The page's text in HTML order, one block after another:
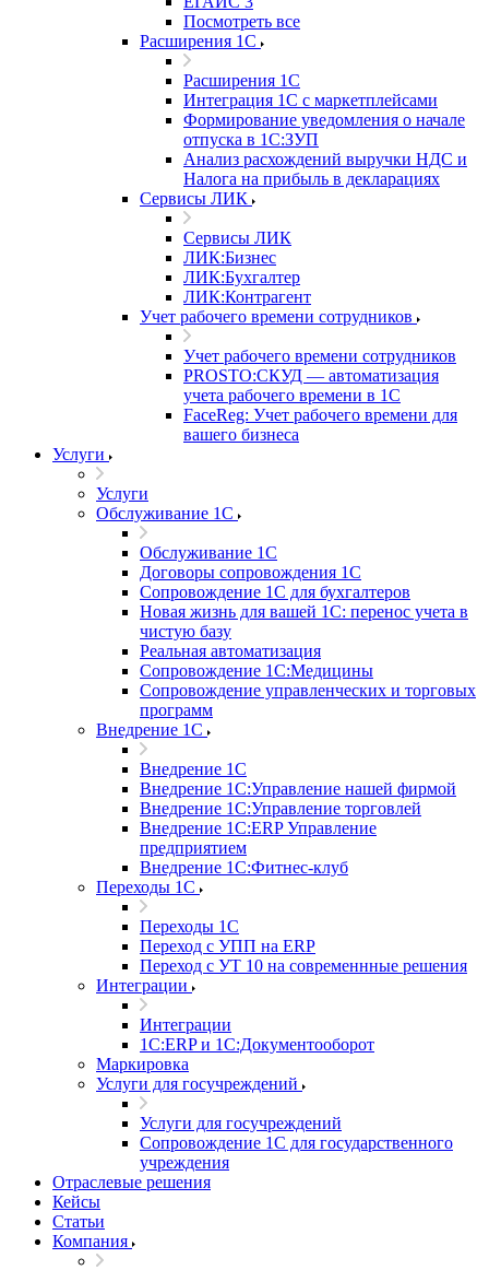
Посмотреть все
Расширения 1С
Расширения 1С
Интеграция 1С с маркетплейсами
Формирование уведомления о начале
отпуска в 1С:ЗУП
Анализ расхождений выручки НДС и
Налога на прибыль в декларациях
Сервисы ЛИК
Сервисы ЛИК
ЛИК:Бизнес
ЛИК:Бухгалтер
ЛИК:Контрагент
Учет рабочего времени сотрудников
Учет рабочего времени сотрудников
PROSTO:СКУД — автоматизация
учета рабочего времени в 1С
FaceReg: Учет рабочего времени для
вашего бизнеса
Услуги
Услуги
Обслуживание 1С
Обслуживание 1С
Договоры сопровождения 1С
Сопровождение 1С для бухгалтеров
Новая жизнь для вашей 1С: перенос учета в
чистую базу
Реальная автоматизация
Сопровождение 1С:Медицины
Сопровождение управленческих и торговых
программ
Внедрение 1С
Внедрение 1С
Внедрение 1С:Управление нашей фирмой
Внедрение 1С:Управление торговлей
Внедрение 1С:ERP Управление
предприятием
Внедрение 1С:Фитнес-клуб
Переходы 1С
Переходы 1С
Переход с УПП на ERP
Переход с УТ 10 на современнные решения
Интеграции
Интеграции
1С:ERP и 1С:Документооборот
Маркировка
Услуги для госучреждений
Услуги для госучреждений
Сопровождение 1С для государственного
учреждения
Отраслевые решения
Кейсы
Статьи
Компания